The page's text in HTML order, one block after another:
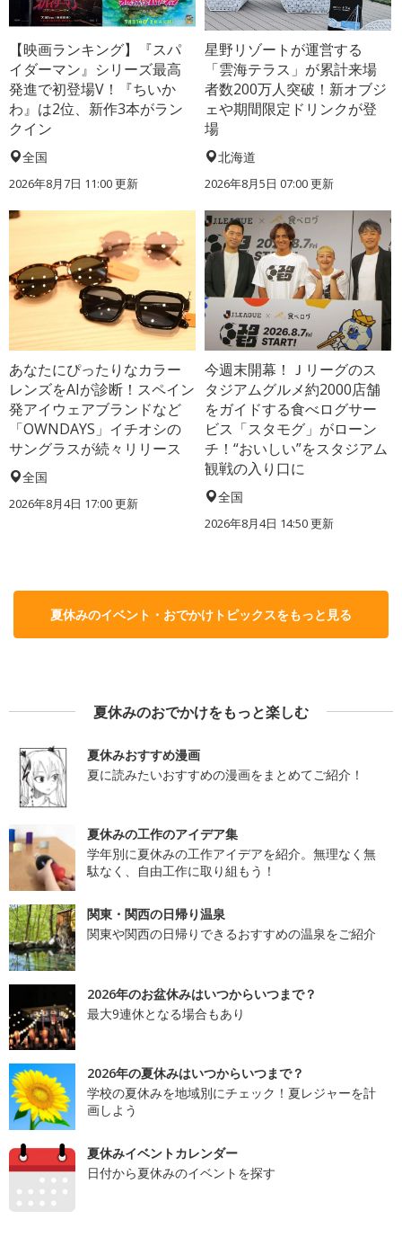
【映画ランキング】『スパ
イダーマン』シリーズ最高
発進で初登場V！『ちいか
わ』は2位、新作3本がラン
クイン
全国
2026年8月7日 11:00更新
星野リゾートが運営する
「雲海テラス」が累計来場
者数200万人突破！新オブジ
ェや期間限定ドリンクが登
場
北海道
2026年8月5日 07:00更新
あなたにぴったりなカラー
レンズをAIが診断！スペイン
発アイウェアブランドなど
「OWNDAYS」イチオシの
サングラスが続々リリース
全国
2026年8月4日 17:00更新
今週末開幕！Ｊリーグのス
タジアムグルメ約2000店舗
をガイドする食べログサー
ビス「スタモグ」がローン
チ！“おいしい”をスタジアム
観戦の入り口に
全国
2026年8月4日 14:50更新
夏休みのイベント・おでかけトピックスをもっと見る
夏休みのおでかけをもっと楽しむ
夏休みおすすめ漫画
夏に読みたいおすすめの漫画をまとめてご紹介！
夏休みの工作のアイデア集
学年別に夏休みの工作アイデアを紹介。無理なく無
駄なく、自由工作に取り組もう！
関東・関西の日帰り温泉
関東や関西の日帰りできるおすすめの温泉をご紹介
2026年のお盆休みはいつからいつまで？
最大9連休となる場合もあり
2026年の夏休みはいつからいつまで？
学校の夏休みを地域別にチェック！夏レジャーを計
画しよう
夏休みイベントカレンダー
日付から夏休みのイベントを探す